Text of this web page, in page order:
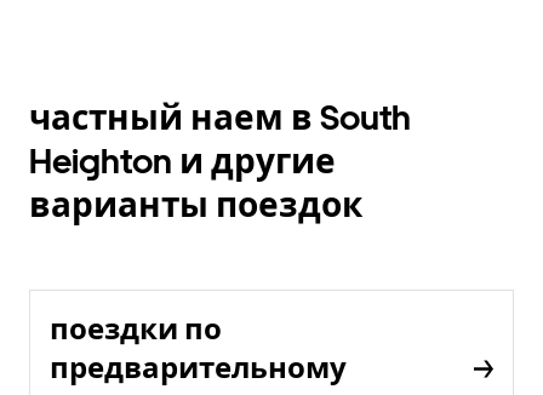
частный наем в South
Heighton и другие
варианты поездок
поездки по
предварительному